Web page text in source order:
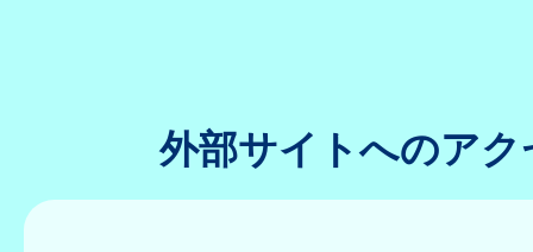
外部サイトへのア